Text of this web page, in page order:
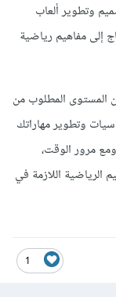
وتطوير ألعاب
إلى مفاهيم رياضية
المستوى المطلوب من
وتطوير مهاراتك
مرور الوقت،
الرياضية اللازمة في
1